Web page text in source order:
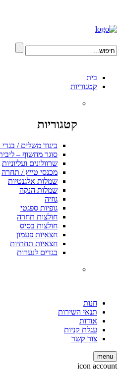
בית
קטגוריות
קטגוריות
ביגוד משלים /
סוגר מחשוף –
שרוולונים ועליוניות
מכנסי טייץ / תחרה
שמלות אלגנטיות
שמלות הנקה
גוזיה
גופיות ספגטי
חולצות תחרה
חולצות בסיס
חצאיות פעמון
חצאיות תחתיות
בגדים לנערות
חנות
תנאי השירות
אודות
עגלת קניות
צור קשר
menu
icon account